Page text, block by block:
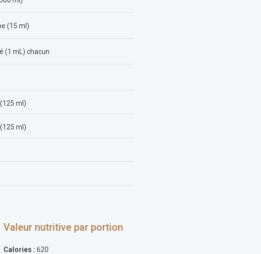
(15 ml)
(1 mL) chacun
ml)
ml)
Valeur nutritive par portion
Calories : 620